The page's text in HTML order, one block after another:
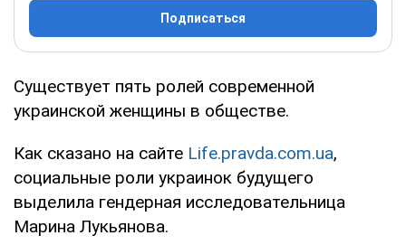
Подписаться
Существует пять ролей современной
украинской женщины в обществе.
Как сказано на сайте Life.pravda.com.ua,
социальные роли украинок будущего
выделила гендерная исследовательница
Марина Лукьянова.